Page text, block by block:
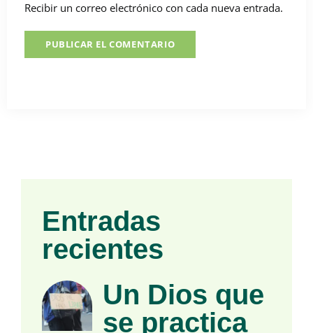
Recibir un correo electrónico con cada nueva entrada.
Entradas
recientes
Un Dios que
se practica